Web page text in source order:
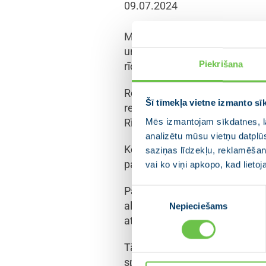
Piekrišana
Šī tīmekļa vietne izmanto
Mēs izmantojam sīkdatnes,
analizētu mūsu vietņu
saziņas līdzekļu,
vai ko viņi apkopo, kad
Piekrišanas
Nepieciešams
09.07.2024
Ministru prezidente Evika
un narkomānijas
rīcību narkotisko vielu
Rezolūcija adresēta
reģionālās attīstības
Rīgas un Jūrmalas
Kopsēdes laikā iestādes
pasākumus, lai novērstu
Pasākumi veicami
algoritmu gadījumos, ja
atkarību izraisošo vielu
Tāpat nepieciešams
specifiskus pasākumus, lai